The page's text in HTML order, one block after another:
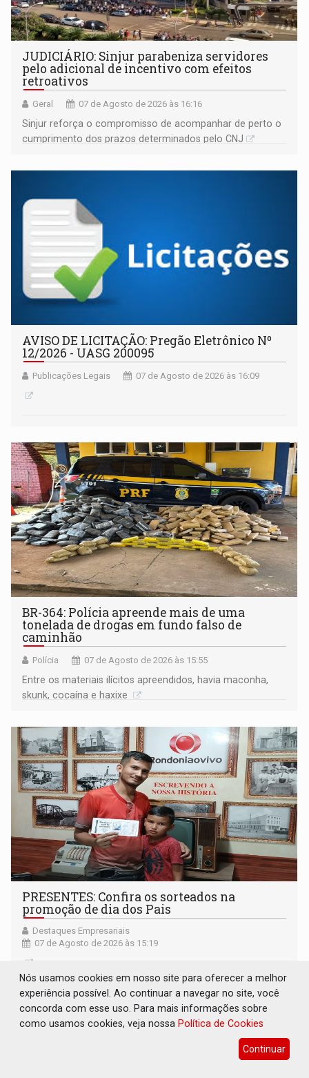
JUDICIÁRIO: Sinjur parabeniza servidores
pelo adicional de incentivo com efeitos
retroativos
Geral 07 de Agosto de 2026 às 16:16
Sinjur reforça o compromisso de acompanhar de perto o
cumprimento dos prazos determinados pelo CNJ
AVISO DE LICITAÇÃO: Pregão Eletrônico Nº
12/2026 - UASG 200095
Publicações Legais 07 de Agosto de 2026 às 16:09
BR-364: Polícia apreende mais de uma
tonelada de drogas em fundo falso de
caminhão
Polícia 07 de Agosto de 2026 às 15:55
Entre os materiais ilícitos apreendidos, havia maconha,
skunk, cocaína e haxixe
PRESENTES: Confira os sorteados na
promoção de dia dos Pais
Destaques Empresariais
07 de Agosto de 2026 às 15:19
Nós usamos cookies em nosso site para oferecer a melhor
experiência possível. Ao continuar a navegar no site, você
concorda com esse uso. Para mais informações sobre
como usamos cookies, veja nossa Política de Cookies
Continuar